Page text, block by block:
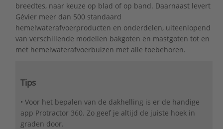
breedtes, naar keuze op blad of op band. Daarnaast levert
Gévier meer dan 500 standaard
hemelwaterafvoerproducten en onderdelen, uiteenlopend
van verschillende modellen bakgoten en mastgoten tot en
met hemelwaterafvoerbuizen met alle toebehoren.
Tips
• Voor het bepalen van de dakhelling is er de handige
app Protractor 360. Zo geef je altijd de juiste hoek in
graden door.